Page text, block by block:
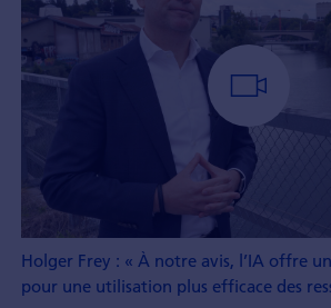
Holger Frey : « À notre avis, l’IA offre
pour une utilisation plus efficace des